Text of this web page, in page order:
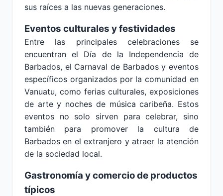
sus raíces a las nuevas generaciones.
Eventos culturales y festividades
Entre las principales celebraciones se
encuentran el Día de la Independencia de
Barbados, el Carnaval de Barbados y eventos
específicos organizados por la comunidad en
Vanuatu, como ferias culturales, exposiciones
de arte y noches de música caribeña. Estos
eventos no solo sirven para celebrar, sino
también para promover la cultura de
Barbados en el extranjero y atraer la atención
de la sociedad local.
Gastronomía y comercio de productos
típicos